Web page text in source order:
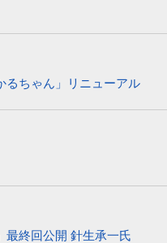
るちゃん」リニューアル
最終回公開 針生承一氏